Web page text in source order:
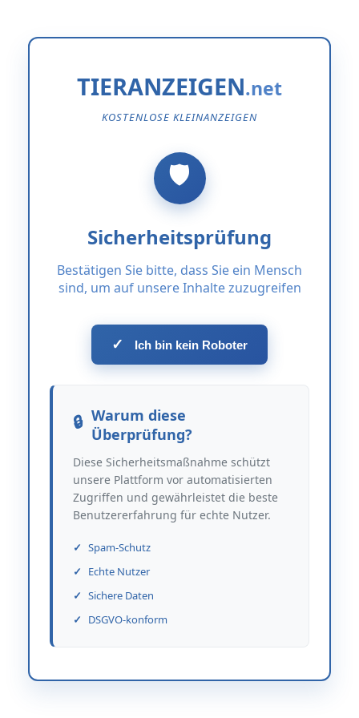
TIERANZEIGEN
KOSTENLOSE KLEINANZEIGEN
Sicherheitsprüfung
Bestätigen Sie bitte, dass Sie ein Mensch
sind, um auf unsere Inhalte zuzugreifen
✓ Ich bin kein Roboter
Warum diese
Überprüfung?
Diese Sicherheitsmaßnahme schützt
unsere Plattform vor automatisierten
Zugriffen und gewährleistet die beste
Benutzererfahrung für echte Nutzer.
Spam-Schutz
Echte Nutzer
Sichere Daten
DSGVO-konform